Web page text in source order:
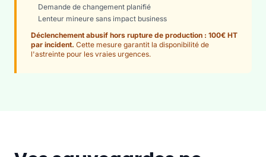
Demande de changement planifié
Lenteur mineure sans impact business
Déclenchement abusif hors rupture de production : 100€ HT
par incident. Cette mesure garantit la disponibilité de
l'astreinte pour les vraies urgences.